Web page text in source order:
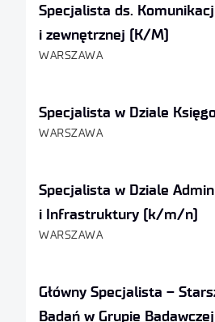
Specjalista ds.
i zewnętrznej (K/M)
WARSZAWA
Specjalista w Dziale
WARSZAWA
Specjalista w Dziale
i Infrastruktury (k/m/n)
WARSZAWA
Główny Specjalista –
Badań w Grupie